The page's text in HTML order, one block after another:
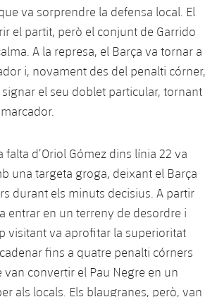
general
cadira de rodes
va sorprendre la defensa local. El
el partit, però el conjunt de Garrido
A la represa, el Barça va tornar a
i, novament des del penalti córner,
el seu doblet particular, tornant
falta d’Oriol Gómez dins línia 22 va
una targeta groga, deixant el Barça
durant els minuts decisius. A partir
entrar en un terreny de desordre i
visitant va aprofitar la superioritat
fins a quatre penalti córners
van convertir el Pau Negre en un
als locals. Els blaugranes, però, van